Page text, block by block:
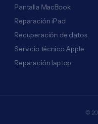
Pantalla MacBook
Reparación iPad
Recuperación de datos
Servicio técnico Apple
Reparación laptop
©